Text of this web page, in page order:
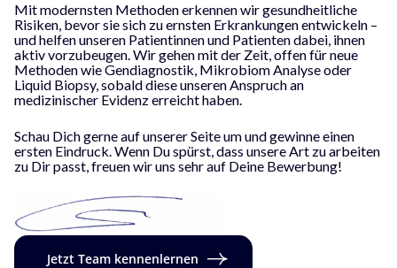
Mit modernsten Methoden erkennen wir gesundheitliche
Risiken, bevor sie sich zu ernsten Erkrankungen entwickeln –
und helfen unseren Patientinnen und Patienten dabei, ihnen
aktiv vorzubeugen.Wir gehen mit der Zeit, offen für neue
Methoden wie Gendiagnostik, Mikrobiom Analyse oder
Liquid Biopsy, sobald diese unseren Anspruch an
medizinischer Evidenz erreicht haben.
Schau Dich gerne auf unserer Seite um und gewinne einen
ersten Eindruck. Wenn Du spürst, dass unsere Art zu arbeiten
zu Dir passt, freuen wir uns sehr auf Deine Bewerbung!
Jetzt Team kennenlernen